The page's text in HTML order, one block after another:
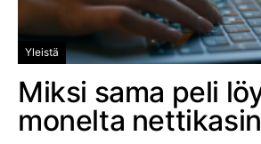
Yleistä
Miksi sama peli
monelta